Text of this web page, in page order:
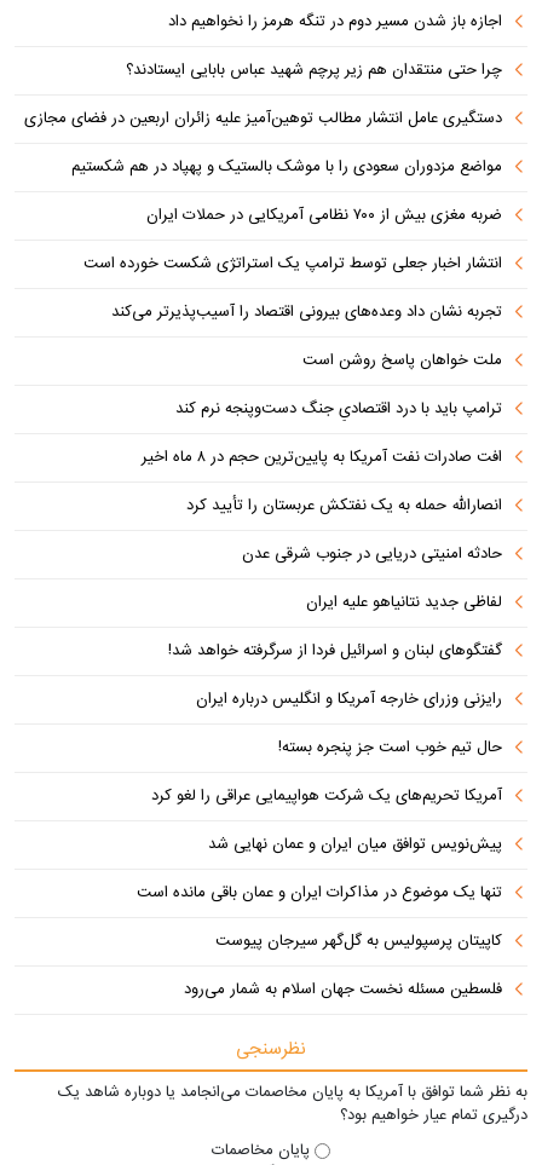
اجازه باز شدن مسیر دوم در تنگه هرمز را نخواهیم داد
چرا حتی منتقدان هم زیر پرچم شهید عباس بابایی ایستادند؟
دستگیری عامل انتشار مطالب توهین‌آمیز علیه زائران اربعین در فضای مجازی
مواضع مزدوران سعودی را با موشک بالستیک و پهپاد در هم شکستیم
ضربه مغزی بیش از ۷۰۰ نظامی آمریکایی در حملات ایران
انتشار اخبار جعلی توسط ترامپ یک استراتژی شکست خورده است
تجربه نشان داد وعده‌های بیرونی اقتصاد را آسیب‌پذیرتر می‌کند
ملت خواهان پاسخ روشن است
ترامپ باید با درد اقتصادیِ جنگ دست‌و‌پنجه نرم کند
افت صادرات نفت آمریکا به پایین‌ترین حجم در ۸ ماه اخیر
انصارالله حمله به یک نفتکش عربستان را تأیید کرد
حادثه امنیتی دریایی در جنوب شرقی عدن
لفاظی جدید نتانیاهو علیه ایران
گفتگوهای لبنان و اسرائیل فردا از سرگرفته خواهد شد!
رایزنی وزرای خارجه آمریکا و انگلیس درباره ایران
حال تیم خوب است جز پنجره بسته!
آمریکا تحریم‌های یک شرکت هواپیمایی عراقی را لغو کرد
پیش‌نویس توافق میان ایران و عمان نهایی شد
تنها یک موضوع در مذاکرات ایران و عمان باقی مانده است
کاپیتان پرسپولیس به گل‌گهر سیرجان پیوست
فلسطین مسئله نخست جهان اسلام به شمار می‌رود
نظرسنجی
به نظر شما توافق با آمریکا به پایان مخاصمات می‌انجامد یا دوباره شاهد یک
درگیری تمام عیار خواهیم بود؟
پایان مخاصمات